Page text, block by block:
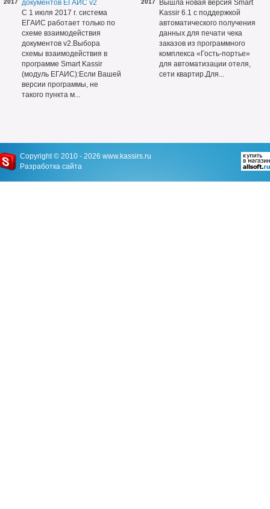
2017
документов ЕГАИС v2
С 1 июля 2017 г. система
ЕГАИС работает только по
схеме взаимодействия
документов v2.Выбора
схемы взаимодействия в
программе Smart Kassir
(модуль ЕГАИС):Если Вашей
версии программы, не
такого пункта м...
2017
Вышла новая версия Smart
Kassir 6.1 с поддержкой
автоматического получения
данных для печати чека
заказов из программного
комплекса «Гость-портье»
для автоматизации отеля,
сети квартир.Для...
Copyright © 2010 - 2026 www.kassirs.ru
Разработка сайта